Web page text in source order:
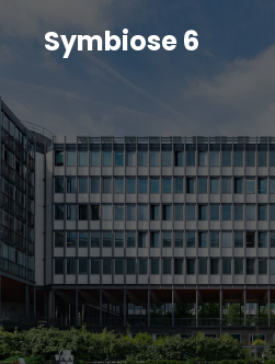
Symbiose 6